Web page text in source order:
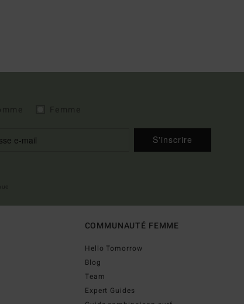
S'inscrire
COMMUNAUTÉ FEMME
Hello Tomorrow
Blog
Team
Expert Guides